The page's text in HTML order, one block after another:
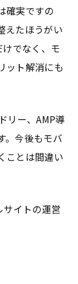
確実ですの
えたほうがい
でなく、モ
ット解消にも
リー、AMP導
。今後もモバ
ことは間違い
イトの運営